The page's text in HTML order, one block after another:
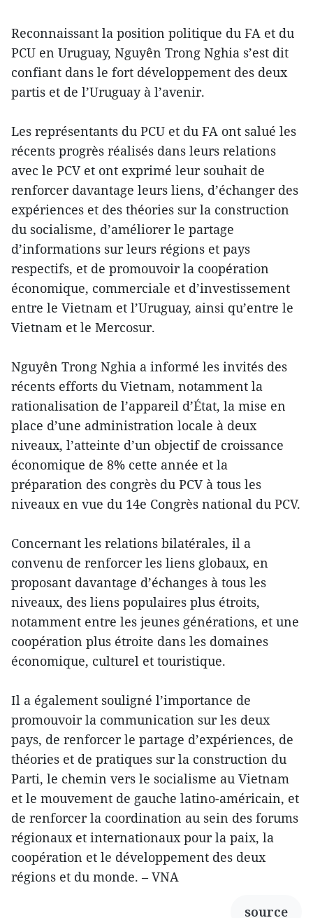
Reconnaissant la position politique du FA et du
PCU en Uruguay, Nguyên Trong Nghia s’est dit
confiant dans le fort développement des deux
partis et de l’Uruguay à l’avenir.
Les représentants du PCU et du FA ont salué les
récents progrès réalisés dans leurs relations
avec le PCV et ont exprimé leur souhait de
renforcer davantage leurs liens, d’échanger des
expériences et des théories sur la construction
du socialisme, d’améliorer le partage
d’informations sur leurs régions et pays
respectifs, et de promouvoir la coopération
économique, commerciale et d’investissement
entre le Vietnam et l’Uruguay, ainsi qu’entre le
Vietnam et le Mercosur.
Nguyên Trong Nghia a informé les invités des
récents efforts du Vietnam, notamment la
rationalisation de l’appareil d’État, la mise en
place d’une administration locale à deux
niveaux, l’atteinte d’un objectif de croissance
économique de 8% cette année et la
préparation des congrès du PCV à tous les
niveaux en vue du 14e Congrès national du PCV.
Concernant les relations bilatérales, il a
convenu de renforcer les liens globaux, en
proposant davantage d’échanges à tous les
niveaux, des liens populaires plus étroits,
notamment entre les jeunes générations, et une
coopération plus étroite dans les domaines
économique, culturel et touristique.
Il a également souligné l’importance de
promouvoir la communication sur les deux
pays, de renforcer le partage d’expériences, de
théories et de pratiques sur la construction du
Parti, le chemin vers le socialisme au Vietnam
et le mouvement de gauche latino-américain, et
de renforcer la coordination au sein des forums
régionaux et internationaux pour la paix, la
coopération et le développement des deux
régions et du monde. – VNA
source